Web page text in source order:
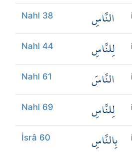
Nahl 38 النَّاسِ
Nahl 44 لِلنَّاسِ
Nahl 61 النَّاسَ
Nahl 69 لِلنَّاسِ
İsrâ 60 بِالنَّاسِ